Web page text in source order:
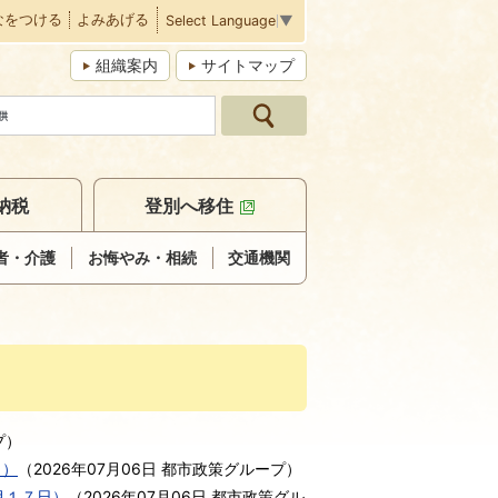
をつける よみあげる Select Language ▼
組織案内 サイトマップ
・介護 お悔やみ・相続 交通機関
税 登別へ移住
）
（2026年07月06日 都市政策グループ）